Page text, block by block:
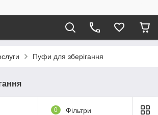
Пуфи для зберігання
0 Фільтри